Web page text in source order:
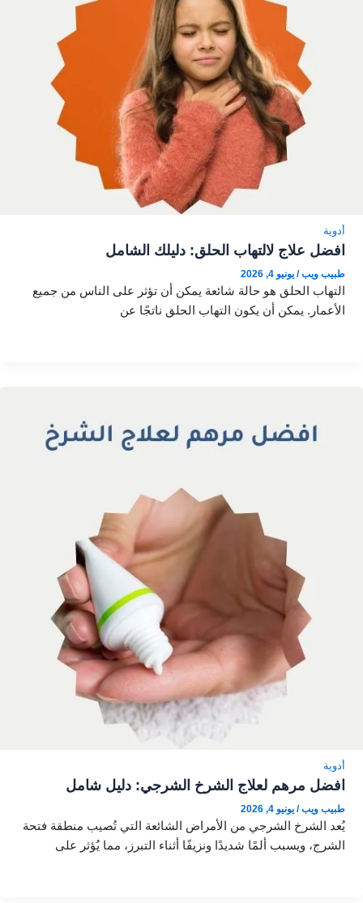
أدوية
افضل علاج لالتهاب الحلق: دليلك الشامل
طبيب ويب/ يونيو 4, 2026
التهاب الحلق هو حالة شائعة يمكن أن تؤثر على الناس من جميع
الأعمار. يمكن أن يكون التهاب الحلق ناتجًا عن
أدوية
افضل مرهم لعلاج الشرخ الشرجي: دليل شامل
طبيب ويب/ يونيو 4, 2026
يُعد الشرخ الشرجي من الأمراض الشائعة التي تُصيب منطقة فتحة
الشرج، ويسبب ألمًا شديدًا ونزيفًا أثناء التبرز، مما يُؤثر على